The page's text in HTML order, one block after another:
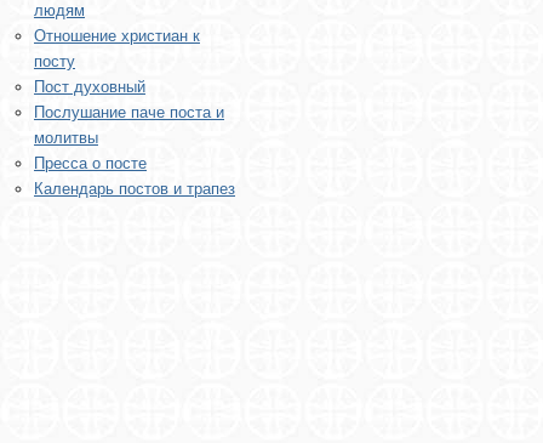
людям
Отношение христиан к
посту
Пост духовный
Послушание паче поста и
молитвы
Пресса о посте
Календарь постов и трапез